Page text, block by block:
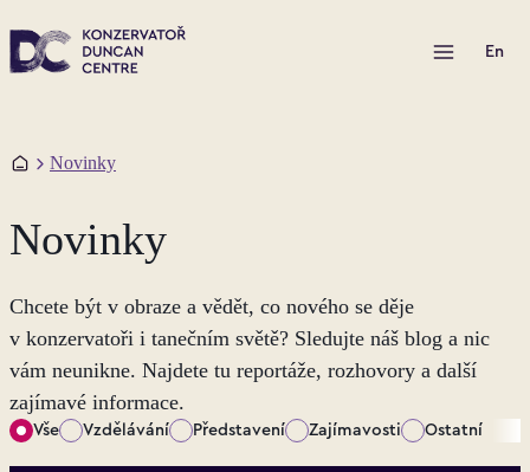
Otevřít menu
En
DomůNovinky
Novinky
Chcete být v obraze a vědět, co nového se děje
v konzervatoři i tanečním světě? Sledujte náš blog a nic
vám neunikne. Najdete tu reportáže, rozhovory a další
zajímavé informace.
Vše Vzdělávání Představení Zajímavosti Ostatní